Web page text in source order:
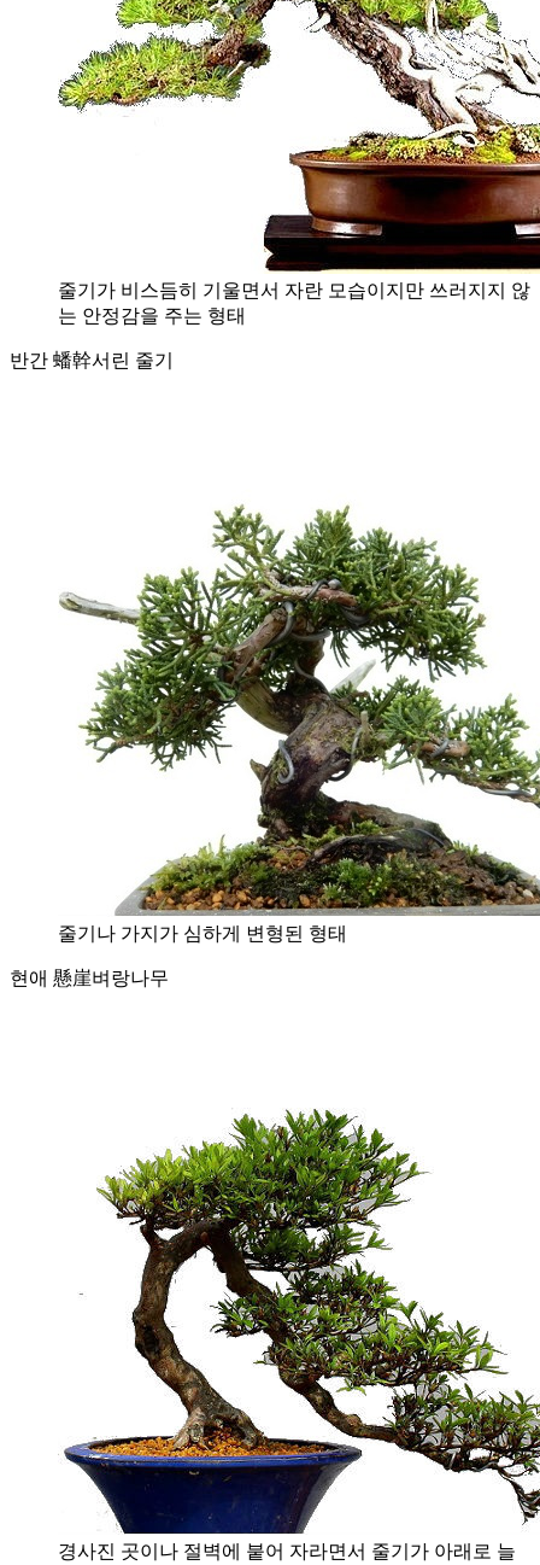
줄기가 비스듬히 기울면서 자란 모습이지만 쓰러지지 않
는 안정감을 주는 형태
반간 蟠幹서린 줄기
줄기나 가지가 심하게 변형된 형태
현애 懸崖벼랑나무
경사진 곳이나 절벽에 붙어 자라면서 줄기가 아래로 늘